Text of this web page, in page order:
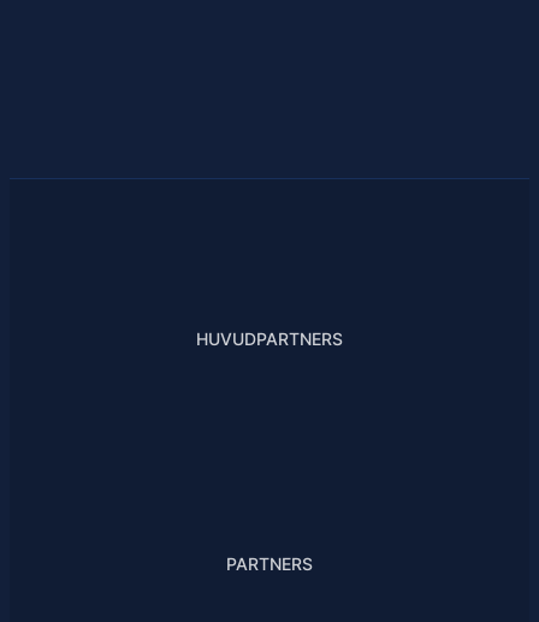
HUVUDPARTNERS
PARTNERS